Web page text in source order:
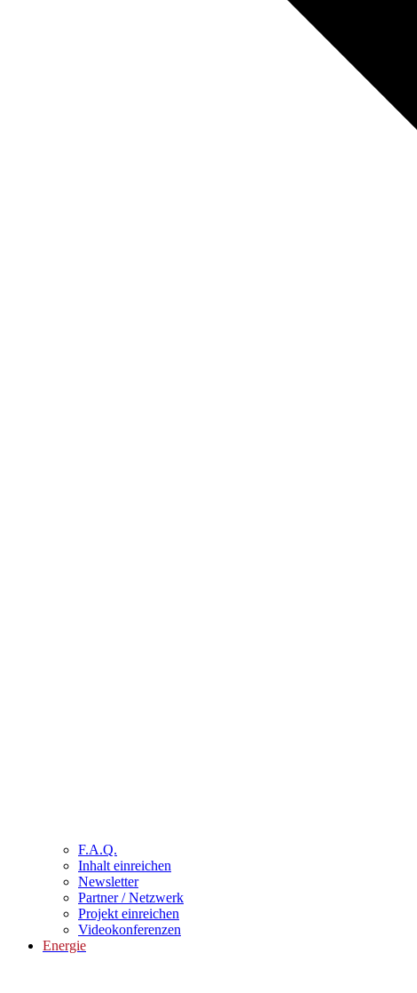
F.A.Q.
Inhalt einreichen
Newsletter
Partner / Netzwerk
Projekt einreichen
Videokonferenzen
Energie